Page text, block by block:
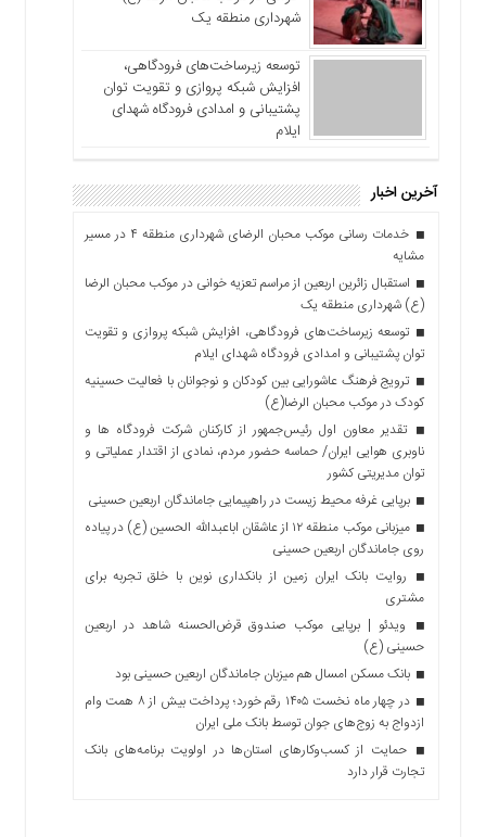
شهرداری منطقه یک
توسعه زیرساخت‌های فرودگاهی،
افزایش شبکه پروازی و تقویت توان
پشتیبانی و امدادی فرودگاه شهدای
ایلام
آخرین اخبار
خدمات رسانی موکب محبان الرضای شهرداری منطقه ۴ در مسیر
مشایه
استقبال زائرین اربعین از مراسم تعزیه خوانی در موکب محبان الرضا
(ع) شهرداری منطقه یک
توسعه زیرساخت‌های فرودگاهی، افزایش شبکه پروازی و تقویت
توان پشتیبانی و امدادی فرودگاه شهدای ایلام
ترویج فرهنگ عاشورایی بین کودکان و نوجوانان با فعالیت حسینیه
کودک در موکب محبان الرضا(ع)
تقدیر معاون اول رئیس‌جمهور از کارکنان شرکت فرودگاه ها و
ناوبری هوایی ایران/ حماسه حضور مردم، نمادی از اقتدار عملیاتی و
توان مدیریتی کشور
برپایی غرفه محیط زیست در راهپیمایی جاماندگان اربعین حسینی
میزبانی موکب منطقه ۱۲ از عاشقان اباعبدالله الحسین (ع) در پیاده
روی جاماندگان اربعین حسینی
روایت بانک ایران زمین از بانکداری نوین با خلق تجربه برای
مشتری
ویدئو | برپایی موکب صندوق قرض‌الحسنه شاهد در اربعین
حسینی (ع)
بانک مسکن امسال هم میزبان جاماندگان اربعین حسینی بود
در چهار ماه نخست ۱۴۰۵ رقم خورد؛ پرداخت بیش از ۸ همت وام
ازدواج به زوج‌های جوان توسط بانک ملی ایران
حمایت از کسب‌وکارهای استان‌ها در اولویت برنامه‌های بانک
تجارت قرار دارد